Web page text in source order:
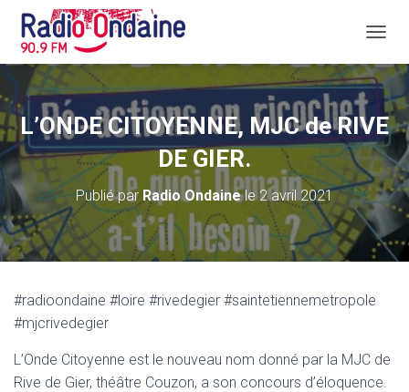
É
P
I
E
R
A
N
A
V
I
N
L’ONDE CITOYENNE, MJC de RIVE
DE GIER.
Publié par Radio Ondainele2 avril 2021
#radioondaine #loire #rivedegier #saintetiennemetropole
#mjcrivedegier
L’Onde Citoyenne est le nouveau nom donné par la MJC de
Rive de Gier, théâtre Couzon, a son concours d’éloquence.